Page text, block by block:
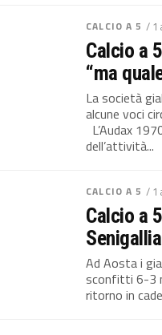
CALCIO A 5 / 1
Calcio a
“ma
La società
alcune voci
L’Audax
dell’attività...
CALCIO A 5 / 1
Calcio a
Ad Aosta i
sconfitti 6-3
ritorno in